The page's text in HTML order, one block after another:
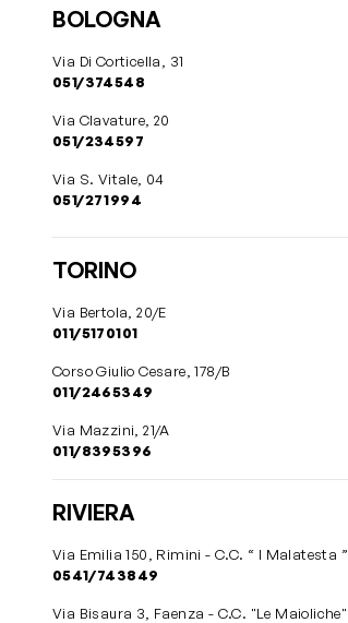
BOLOGNA
Via Di Corticella, 31
051/374548
Via Clavature, 20
051/234597
Via S. Vitale, 04
051/271994
TORINO
Via Bertola, 20/E
011/5170101
Corso Giulio Cesare, 178/B
011/2465349
Via Mazzini, 21/A
011/8395396
RIVIERA
Via Emilia 150, Rimini - C.C. “ I Malatesta ”
0541/743849
Via Bisaura 3, Faenza - C.C. "Le Maioliche"